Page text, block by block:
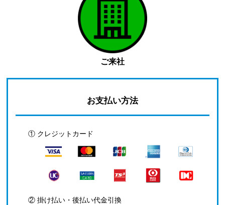
ご来社
お支払い方法
① クレジットカード
② 掛け払い・後払い代金引換